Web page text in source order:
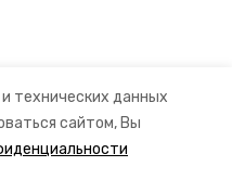
технических данных
сайтом, Вы
МСО СУ СК